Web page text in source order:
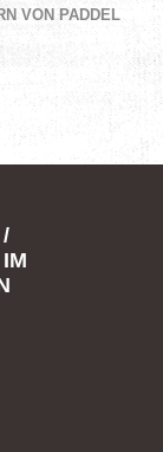
VON PADDEL